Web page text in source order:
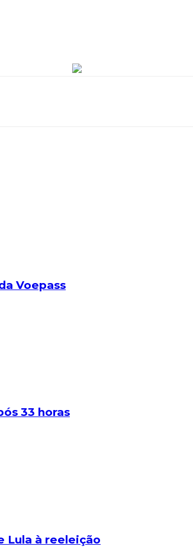
Voepass
33 horas
Lula à reeleição